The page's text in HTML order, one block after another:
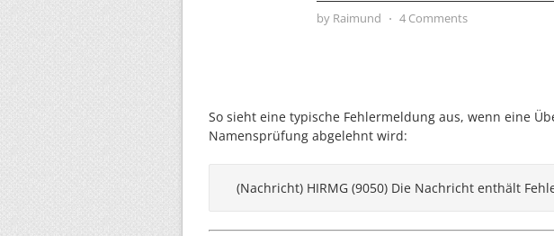
by Raimund ⋅ 4 Comments
So sieht eine typische Fehlermeldung aus, wenn eine
Namensprüfung abgelehnt wird:
(Nachricht) HIRMG (9050) Die Nachricht enthält